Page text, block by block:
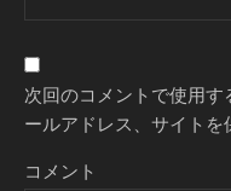
次回のコメントで使用
ールアドレス、サイトを
コメント